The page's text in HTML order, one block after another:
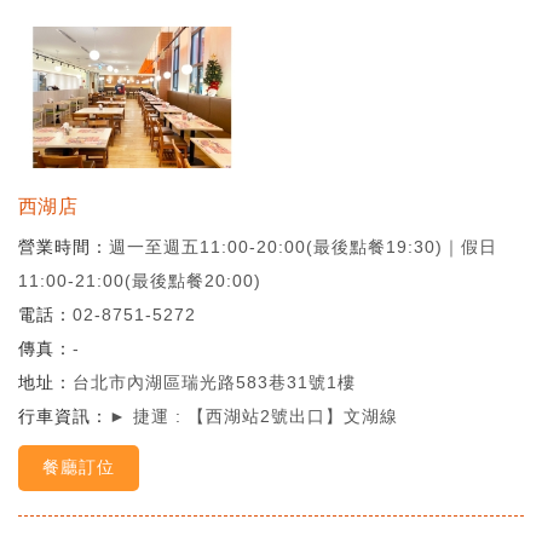
西湖店
營業時間
週一至週五11:00-20:00(最後點餐19:30)｜假日
11:00-21:00(最後點餐20:00)
電話
02-8751-5272
傳真
-
地址
台北市內湖區瑞光路583巷31號1樓
行車資訊
► 捷運 : 【西湖站2號出口】文湖線
餐廳訂位